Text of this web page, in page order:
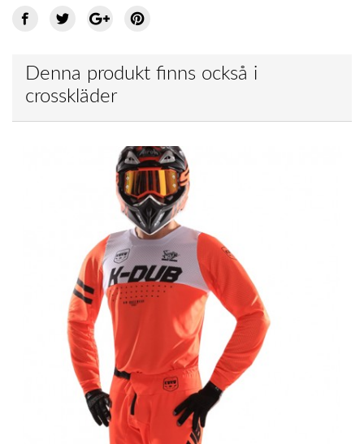
Denna produkt finns också i
crosskläder